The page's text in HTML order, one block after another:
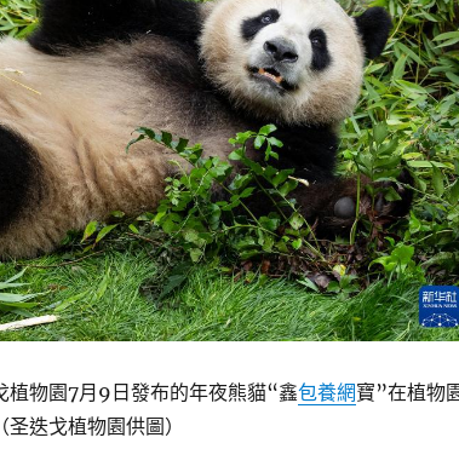
植物園7月9日發布的年夜熊貓“鑫包養網寶”在植物
迭戈植物園供圖）